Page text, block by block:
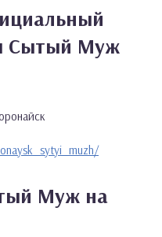
Сытый Муж
Муж на